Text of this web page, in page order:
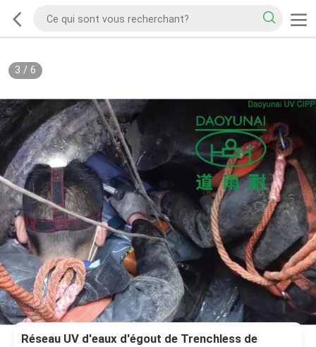
3 / 6
Réseau UV d'eaux d'égout de Trenchless de